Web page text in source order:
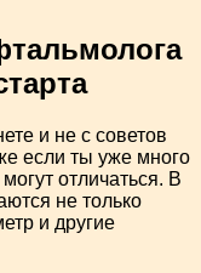
и не с советов
если ты уже много
отличаться. В
не только
и другие